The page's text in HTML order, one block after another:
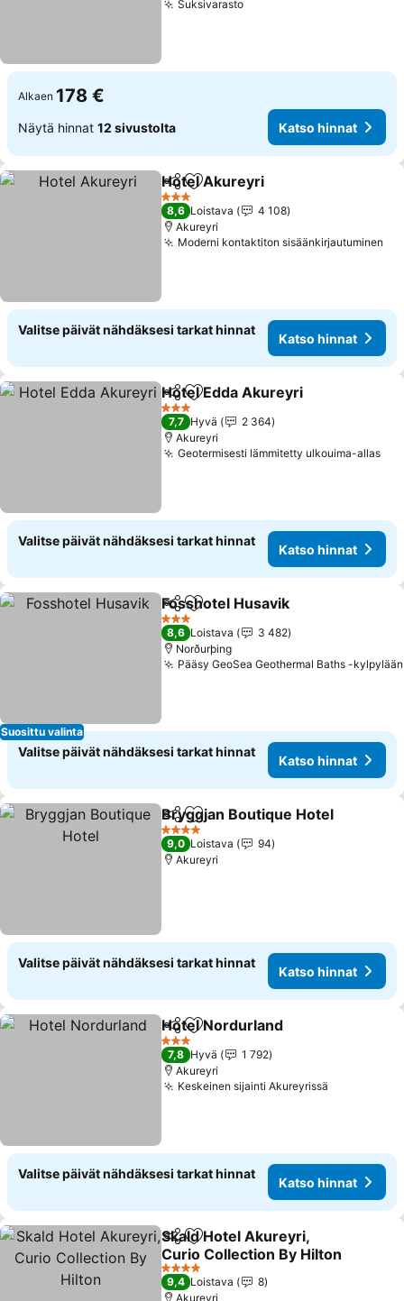
SuksivarastoKatso hinnat
Alkaen 178 €
Näytä hinnat 12 sivustolta Katso hinnat
Jaa Lisää suosikkeihin
Hotel Akureyri
3 Tähtiluokitus
8,6 Loistava
4 108
Akureyri
Moderni kontaktiton sisäänkirjautuminen
Valitse päivät nähdäksesi tarkat hinnat
Katso hinnat
Jaa Lisää suosikkeihin
Hotel Edda Akureyri
3 Tähtiluokitus
7,7 Hyvä
2 364
Akureyri
Geotermisesti lämmitetty ulkouima-allas
Valitse päivät nähdäksesi tarkat hinnat
Katso hinnat
Suosittu valinta
Jaa Lisää suosikkeihin
Fosshotel Husavik
3 Tähtiluokitus
8,6 Loistava
3 482
Norðurþing
Pääsy GeoSea Geothermal Baths -kylpylään
Valitse päivät nähdäksesi tarkat hinnat
Katso hinnat
Jaa Lisää suosikkeihin
Bryggjan Boutique Hotel
4 Tähtiluokitus
9,0 Loistava
94
Akureyri
Valitse päivät nähdäksesi tarkat hinnat
Katso hinnat
Jaa Lisää suosikkeihin
Hotel Nordurland
3 Tähtiluokitus
7,8 Hyvä
1 792
Akureyri
Keskeinen sijainti Akureyrissä
Valitse päivät nähdäksesi tarkat hinnat
Katso hinnat
Jaa Lisää suosikkeihin
Skald Hotel Akureyri,
Curio Collection By Hilton
Katso hinnat
4 Tähtiluokitus
9,4 Loistava
8
Akureyri